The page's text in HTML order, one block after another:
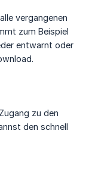
vergangenen
zum Beispiel
entwarnt oder
zu den
den schnell